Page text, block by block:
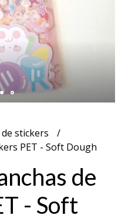
stickers
PET - Soft Dough
de
- Soft